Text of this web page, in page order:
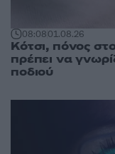
08:0801.08.26
Κότσι, πόνος
πρέπει να
ποδιού